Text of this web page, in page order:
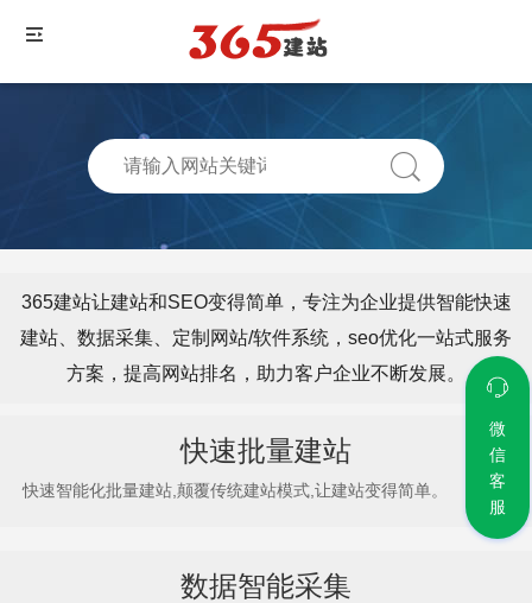
365建站让建站和SEO变得简单，专注为企业提供智能快速
建站、数据采集、定制网站/软件系统，seo优化一站式服务
方案，提高网站排名，助力客户企业不断发展。
快速批量建站
快速智能化批量建站,颠覆传统建站模式,让建站变得简单。
数据智能采集
微
信
客
服